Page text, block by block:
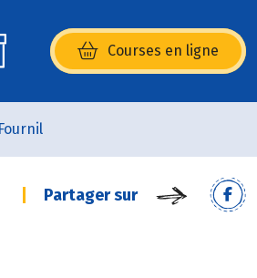
Courses en ligne
(s’ouvre dans une nouvelle
Partager sur